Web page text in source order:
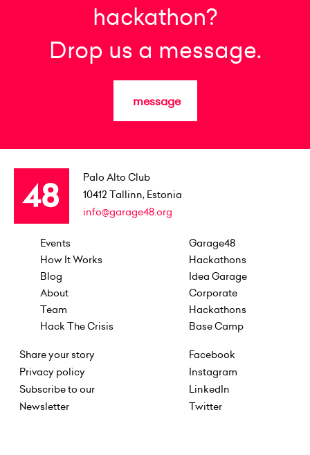
hackathon?
Drop us a message.
message
Palo Alto Club
10412 Tallinn, Estonia
info@garage48.org
Events
How It Works
Blog
About
Team
Hack The Crisis
Garage48
Hackathons
Idea Garage
Corporate
Hackathons
Base Camp
Share your story
Privacy policy
Subscribe to our
Newsletter
Facebook
Instagram
LinkedIn
Twitter